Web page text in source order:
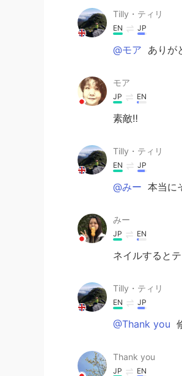
Tilly・ティリ
EN JP
@モア ありが
モア
JP EN
素敵‼
Tilly・ティリ
EN JP
@みー 本当に
みー
JP EN
ネイルすると
Tilly・ティリ
EN JP
@Thank you
Thank you
JP EN